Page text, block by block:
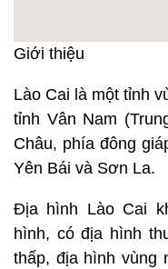
Giới thiệu
Lào Cai là một tỉnh
tỉnh Vân Nam
Châu, phía đông
Yên Bái và Sơn La.
Địa hình Lào Cai
hình, có địa hình
thấp, địa hình vùng